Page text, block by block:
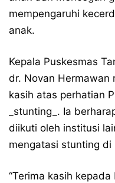
mempengaruhi
anak.
Kepala Puskesmas
dr. Novan Hermawan
kasih atas perhatian
_stunting_. Ia
diikuti oleh institusi
mengatasi stunting
“Terima kasih